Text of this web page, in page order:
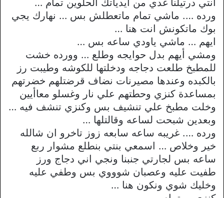
ورده …. ماشي تمام ماتعطلش بس … نهارك يجي
بوك ماتكونش انت هنا …
ايهم … ماشي ياودي ساعه بس …
ومشي أيهم بدل حوايجه وطلع … وورده خشت
للمطبخ طلعت دجاجه ودخلتها للكوشه وطيبت رز
بالكبده وعندها مصيرنات نضاف قرضتلهم خضرتهم
بمساعدة كنزي وحطتهم علي نار وغسلو معاأيين
وخلت مطبخ علي تنشيف بس وكنزي تنشف فيه …
وبعدين شبحت لساعه وقالتلها …
ورده …. غريبه ساعه سابعه زوز تاخرو ان شالله
خير وخلاص … اسمعي بنتي بنطلع مشوار ربع
ساعه بس لجارتي جنبنا ونجي اني دجاج ورز
طفيت عليه وعصبان شوووي بس وطفي عليه
وخليك شوي ونكون هنا …